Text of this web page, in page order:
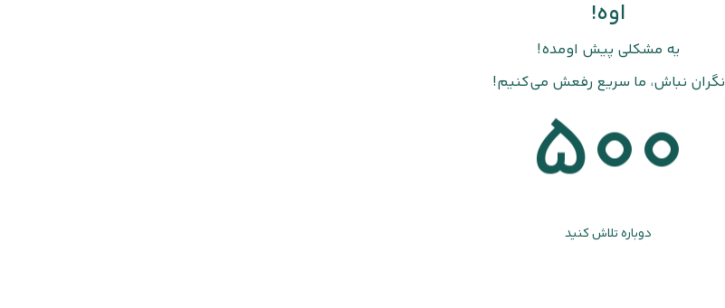
اوه!
یه مشکلی پیش اومده!
نگران نباش، ما سریع رفعش می‌کنیم!
500
دوباره تلاش کنید